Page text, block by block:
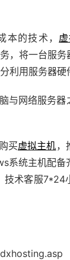
的技术，
将一台服务
利用服务器硬
与网络服务
买虚拟主机，
统主机配备
技术客服7*24